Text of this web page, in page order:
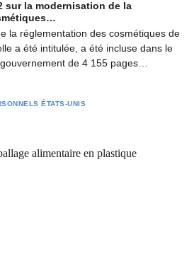
sur la modernisation de la
la réglementation des cosmétiques de
a été intitulée, a été incluse dans le
de 4 155 pages…
ÉTATS-UNIS